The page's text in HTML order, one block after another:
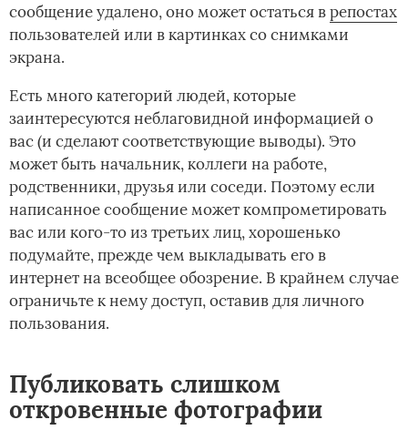
сообщение удалено, оно может остаться врепостах
пользователей или в картинках со снимками
экрана.
Есть много категорий людей, которые
заинтересуются неблаговидной информацией о
вас (и сделают соответствующие выводы). Это
может быть начальник, коллеги на работе,
родственники, друзья или соседи. Поэтому если
написанное сообщение может компрометировать
вас или кого-то из третьих лиц, хорошенько
подумайте, прежде чем выкладывать его в
интернет на всеобщее обозрение. В крайнем случае
ограничьте к нему доступ, оставив для личного
пользования.
Публиковать слишком
откровенные фотографии